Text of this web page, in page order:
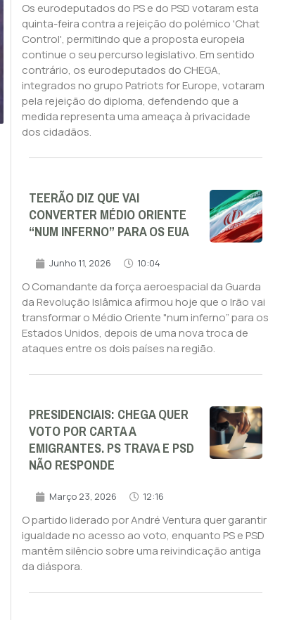
Os eurodeputados do PS e do PSD votaram esta
quinta-feira contra a rejeição do polémico 'Chat
Control', permitindo que a proposta europeia
continue o seu percurso legislativo. Em sentido
contrário, os eurodeputados do CHEGA,
integrados no grupo Patriots for Europe, votaram
pela rejeição do diploma, defendendo que a
medida representa uma ameaça à privacidade
dos cidadãos.
TEERÃO DIZ QUE VAI
CONVERTER MÉDIO ORIENTE
“NUM INFERNO” PARA OS EUA
Junho 11, 2026 10:04
O Comandante da força aeroespacial da Guarda
da Revolução Islâmica afirmou hoje que o Irão vai
transformar o Médio Oriente "num inferno” para os
Estados Unidos, depois de uma nova troca de
ataques entre os dois países na região.
PRESIDENCIAIS: CHEGA QUER
VOTO POR CARTA A
EMIGRANTES. PS TRAVA E PSD
NÃO RESPONDE
Março 23, 2026 12:16
O partido liderado por André Ventura quer garantir
igualdade no acesso ao voto, enquanto PS e PSD
mantêm silêncio sobre uma reivindicação antiga
da diáspora.